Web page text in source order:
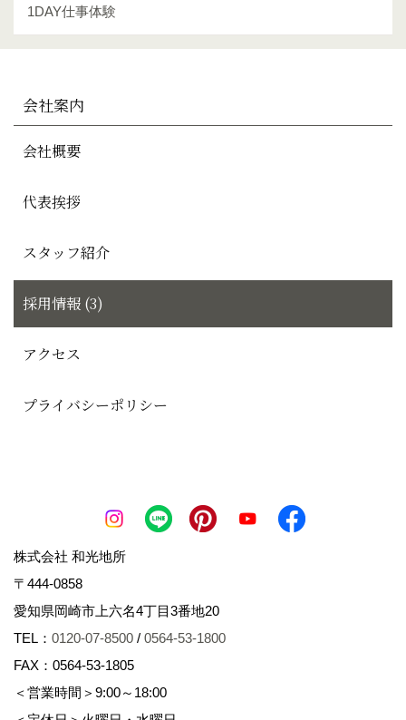
1DAY仕事体験
会社案内
会社概要
代表挨拶
スタッフ紹介
採用情報 (3)
アクセス
プライバシーポリシー
株式会社 和光地所
〒444-0858
愛知県岡崎市上六名4丁目3番地20
TEL： 0120-07-8500 / 0564-53-1800
FAX：0564-53-1805
＜営業時間＞9:00～18:00